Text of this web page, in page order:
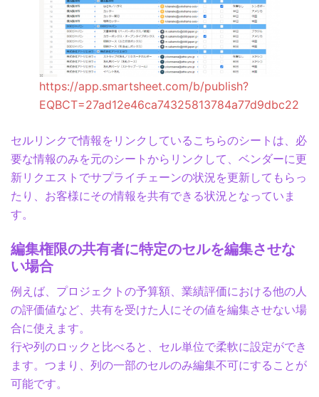
https://app.smartsheet.com/b/publish?
EQBCT=27ad12e46ca74325813784a77d9dbc22
セルリンクで情報をリンクしているこちらのシートは、必
要な情報のみを元のシートからリンクして、ベンダーに更
新リクエストでサプライチェーンの状況を更新してもらっ
たり、お客様にその情報を共有できる状況となっていま
す。
編集権限の共有者に特定のセルを編集させな
い場合
例えば、プロジェクトの予算額、業績評価における他の人
の評価値など、共有を受けた人にその値を編集させない場
合に使えます。
行や列のロックと比べると、セル単位で柔軟に設定ができ
ます。つまり、列の一部のセルのみ編集不可にすることが
可能です。